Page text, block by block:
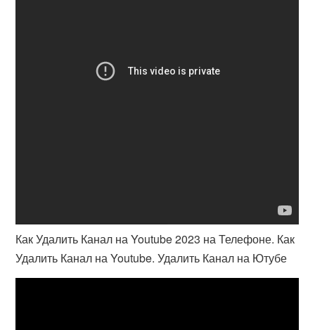
Как Удалить Канал на Youtube 2023 на Телефоне. Как
Удалить Канал на Youtube. Удалить Канал на Ютубе